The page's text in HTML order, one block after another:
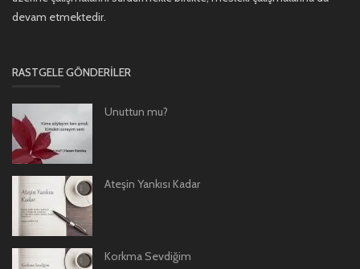
devam etmektedir.
RASTGELE GÖNDERILER
Unuttun mu?
Ateşin Yankısı Kadar
Korkma Sevdiğim